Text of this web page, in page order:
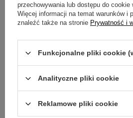
SZCZEGÓŁOWE DANE
Symbol 580737
OPINIE (0)
przechowywania lub dostępu do cookie
Więcej informacji na temat warunków i
znaleźć także na stronie Prywatność i
Funkcjonalne pliki cookie
Analityczne pliki cookie
Reklamowe pliki cookie